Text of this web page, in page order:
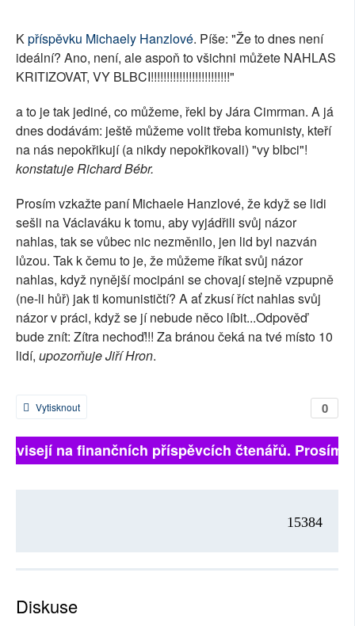
RUBRIKY
Kpříspěvku Michaely Hanzlové. Píše: "Že to dnes není
ideální? Ano, není, ale aspoň to všichni můžete NAHLAS
KRITIZOVAT, VY BLBCI!!!!!!!!!!!!!!!!!!!!!!!!!"
a to je tak jediné, co můžeme, řekl by Jára Cimrman. A já
dnes dodávám: ještě můžeme volit třeba komunisty, kteří
na nás nepokřikují (a nikdy nepokřikovali) "vy blbci"!
konstatuje Richard Bébr.
Prosím vzkažte paní Michaele Hanzlové, že když se lidi
sešli na Václaváku k tomu, aby vyjádřili svůj názor
nahlas, tak se vůbec nic nezměnilo, jen lid byl nazván
lůzou. Tak k čemu to je, že můžeme říkat svůj názor
nahlas, když nynější mocipáni se chovají stejně vzpupně
(ne-li hůř) jak ti komunističtí? A ať zkusí říct nahlas svůj
názor v práci, když se jí nebude něco líbit...Odpověď
bude znít: Zítra nechoď!!! Za bránou čeká na tvé místo 10
lidí, upozorňuje Jiří Hron.
0
Vytisknout
na finančních příspěvcích čtenářů.
15384
Diskuse